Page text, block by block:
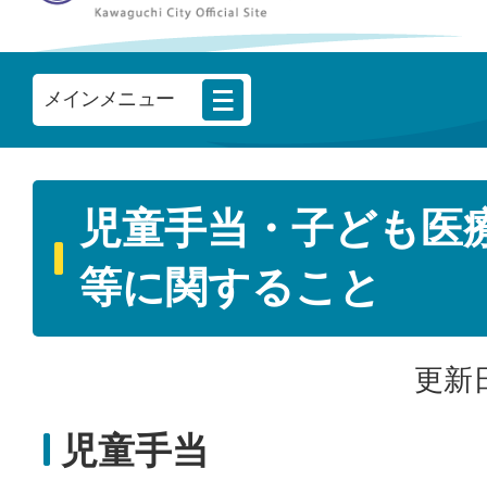
メインメニュー
児童手当・子ども医
等に関すること
更新
児童手当